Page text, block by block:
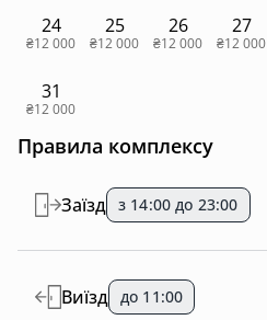
24
₴12 000
25
₴12 000
26
₴12 000
27
₴12 000
31
₴12 000
Правила комплексу
Заїзд з 14:00 до 23:00
Виїзд до 11:00